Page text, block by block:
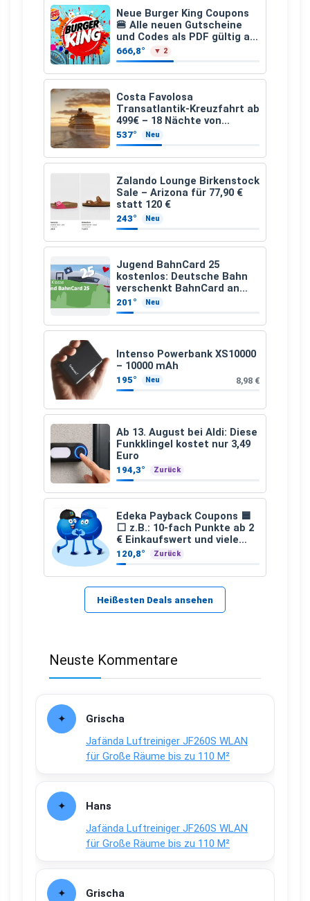
Neue Burger King Coupons
🍔 Alle neuen Gutscheine
und Codes als PDF gültig ab
25.07.2026 bis 04.09.2026
666,8° ▼ 2
Costa Favolosa
Transatlantik-Kreuzfahrt ab
499€ – 18 Nächte von
Hamburg nach Guadeloupe
537° Neu
Zalando Lounge Birkenstock
Sale – Arizona für 77,90 €
statt 120 €
243° Neu
Jugend BahnCard 25
kostenlos: Deutsche Bahn
verschenkt BahnCard an
Kinder und Jugendliche
201° Neu
Intenso Powerbank XS10000
– 10000 mAh
195° Neu 8,98 €
Ab 13. August bei Aldi: Diese
Funkklingel kostet nur 3,49
Euro
194,3° Zurück
Edeka Payback Coupons 🟦
⬜ z.B.: 10-fach Punkte ab 2
€ Einkaufswert und viele
weitere
120,8° Zurück
Heißesten Deals ansehen
Neuste Kommentare
Grischa
Jafända Luftreiniger JF260S WLAN
für Große Räume bis zu 110 M²
Hans
Jafända Luftreiniger JF260S WLAN
für Große Räume bis zu 110 M²
Grischa